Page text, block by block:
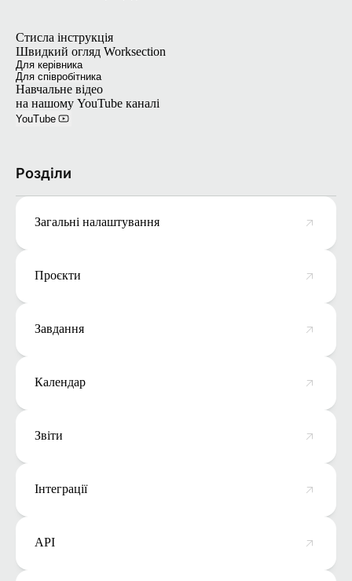
Стисла інструкція
Швидкий огляд Worksection
Для керівника
Для співробітника
Навчальне відео
на нашому YouTube каналі
YouTube
Розділи
Загальні налаштування
Проєкти
Завдання
Календар
Звіти
Інтеграції
API